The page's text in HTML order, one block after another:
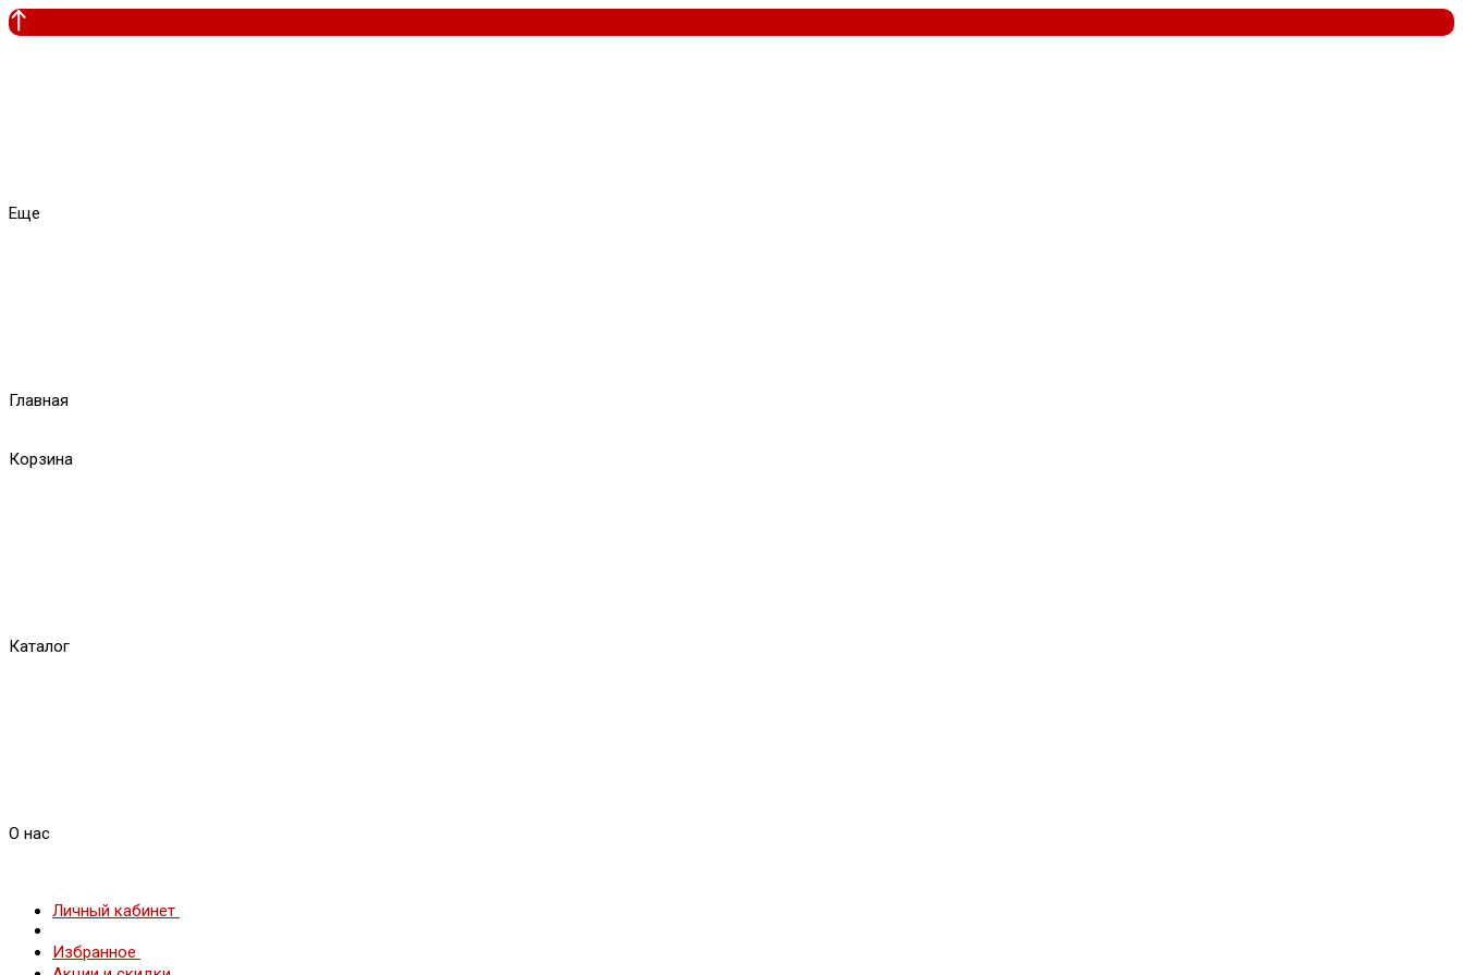
Еще
Главная
Корзина
Каталог
О нас
Личный кабинет
Избранное